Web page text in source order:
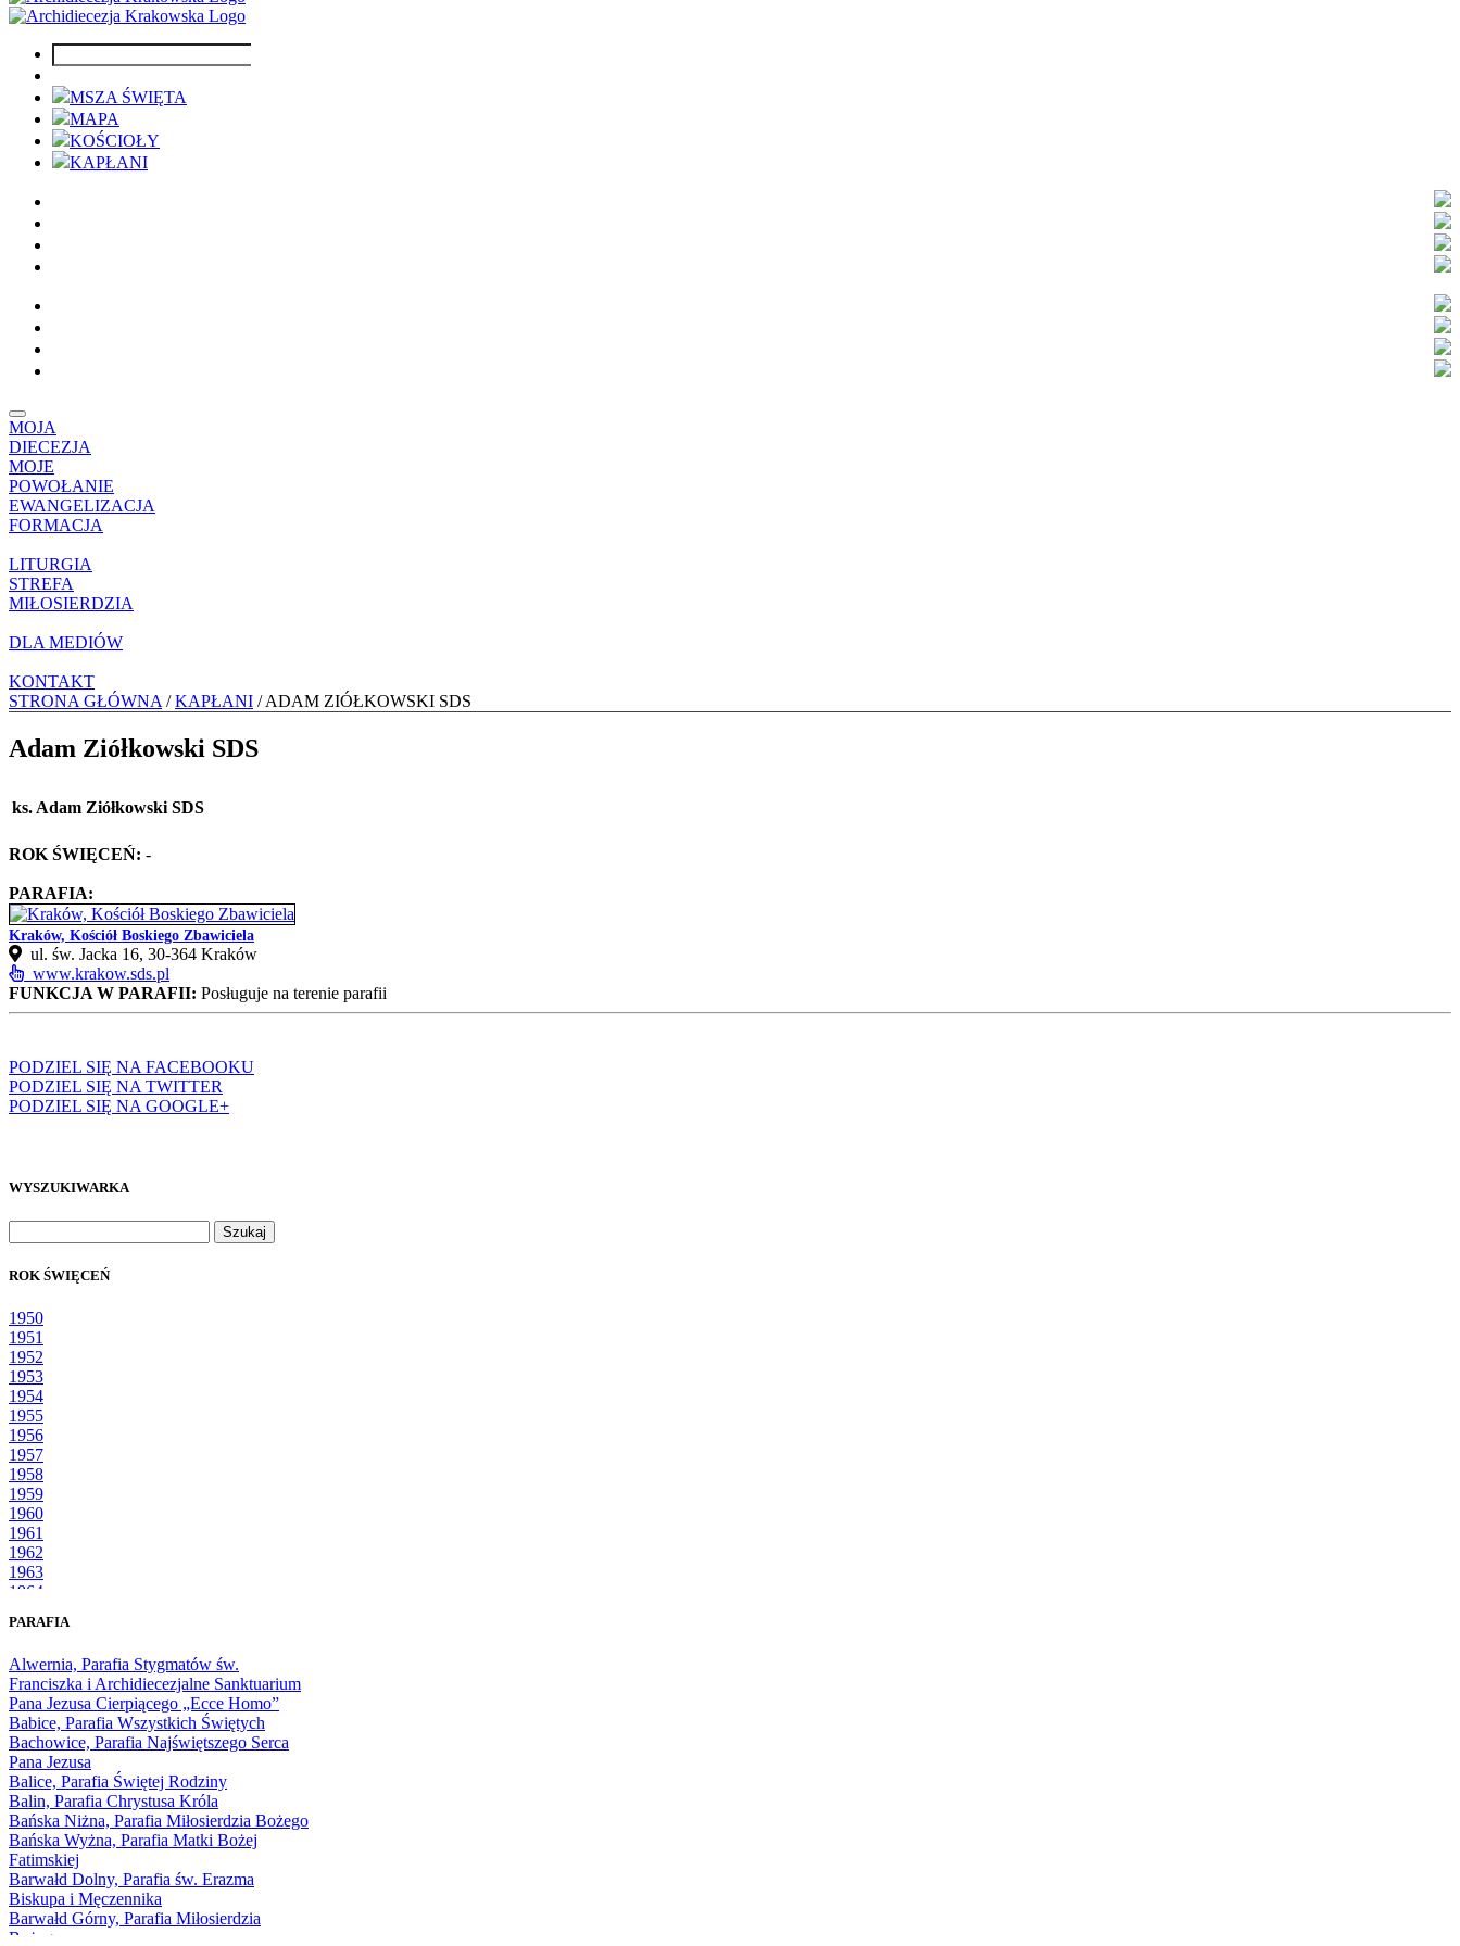
MSZA ŚWIĘTA
MAPA
KOŚCIOŁY
KAPŁANI
MOJA
DIECEZJA
MOJE
POWOŁANIE
EWANGELIZACJA
FORMACJA
LITURGIA
STREFA
MIŁOSIERDZIA
DLA MEDIÓW
KONTAKT
STRONA GŁÓWNA /KAPŁANI / ADAM ZIÓŁKOWSKI SDS
Adam Ziółkowski SDS
ks. Adam Ziółkowski SDS
ROK ŚWIĘCEŃ: -
PARAFIA:
Kraków, Kościół Boskiego Zbawiciela
ul. św. Jacka 16, 30-364 Kraków
www.krakow.sds.pl
FUNKCJA W PARAFII: Posługuje na terenie parafii
PODZIEL SIĘ NA FACEBOOKU
PODZIEL SIĘ NA TWITTER
PODZIEL SIĘ NA GOOGLE+
WYSZUKIWARKA
ROK ŚWIĘCEŃ
1950
1951
1952
1953
1954
1955
1956
1957
1958
1959
1960
1961
1962
1963
1964
1966
1968
1969
1970
1971
1972
1973
1974
1975
1976
1977
1978
1979
1980
1981
PARAFIA
Alwernia, Parafia Stygmatów św.
Franciszka i Archidiecezjalne Sanktuarium
Pana Jezusa Cierpiącego „Ecce Homo”
Babice, Parafia Wszystkich Świętych
Bachowice, Parafia Najświętszego Serca
Pana Jezusa
Balice, Parafia Świętej Rodziny
Balin, Parafia Chrystusa Króla
Bańska Niżna, Parafia Miłosierdzia Bożego
Bańska Wyżna, Parafia Matki Bożej
Fatimskiej
Barwałd Dolny, Parafia św. Erazma
Biskupa i Męczennika
Barwałd Górny, Parafia Miłosierdzia
Bożego